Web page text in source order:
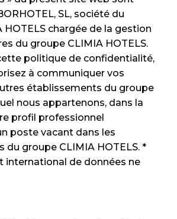
SL, société du
HOTELS chargée de la gestion
du groupe CLIMIA HOTELS.
politique de confidentialité,
à communiquer vos
établissements du groupe
nous appartenons, dans la
profil professionnel
poste vacant dans les
du groupe CLIMIA HOTELS. *
international de données ne